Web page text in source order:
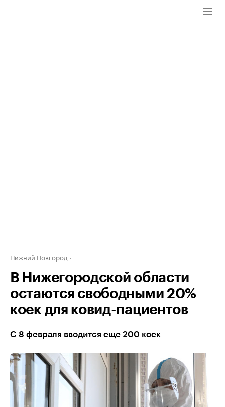
Нижний Новгород
В Нижегородской области
остаются свободными 20%
коек для ковид-пациентов
С 8 февраля вводится еще 200 коек